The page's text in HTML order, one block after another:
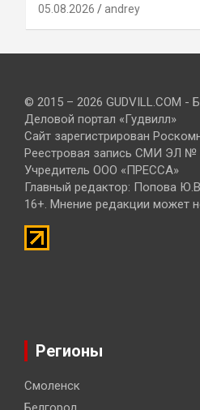
05.08.2026 andrey
© 2015 – 2026 GUDVILL.COM
Деловой портал «Гудвилл»
Сайт зарегистрирован
Реестровая запись СМИ ЭЛ №
Учредитель ООО «ПРЕССА»
Главный редактор: Попова
16+. Мнение редакции может
Регионы
Смоленск